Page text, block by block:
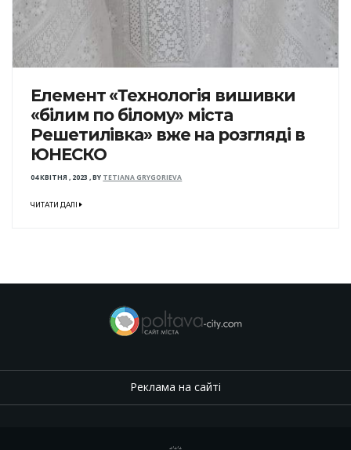
Елемент «Технологія вишивки
«білим по білому» міста
Решетилівка» вже на розгляді в
ЮНЕСКО
04 КВІТНЯ , 2023 ,BY TETIANA GRYGORIEVA
ЧИТАТИ ДАЛІ
Реклама на сайті
.,.,.